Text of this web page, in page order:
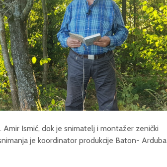
. Amir Ismić, dok je snimatelj i montažer zenički
je koordinator produkcije Baton- Arduba